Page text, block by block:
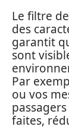
Le filtre
des
garantit
sont
Par
ou vos
faites,